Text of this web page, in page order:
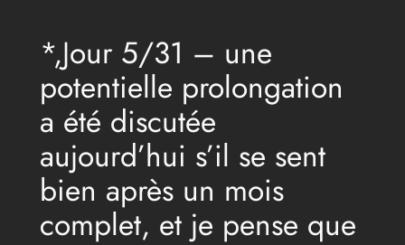
*,Jour 5/31 – une
potentielle prolongation
a été discutée
aujourd’hui s’il se sent
bien après un mois
complet, et je pense que